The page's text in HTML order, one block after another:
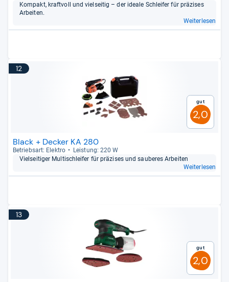
Kom­pakt, kraft­voll und viel­sei­tig – der ideale Schlei­fer für prä­zi­ses
Arbei­ten.
Weiterlesen
12
Gut
2,0
Black + Decker KA 280
Betriebs­art: Elek­tro
Leis­tung: 220 W
Viel­sei­ti­ger Mul­tischlei­fer für prä­zi­ses und sau­be­res Arbei­ten
Weiterlesen
13
Gut
2,0